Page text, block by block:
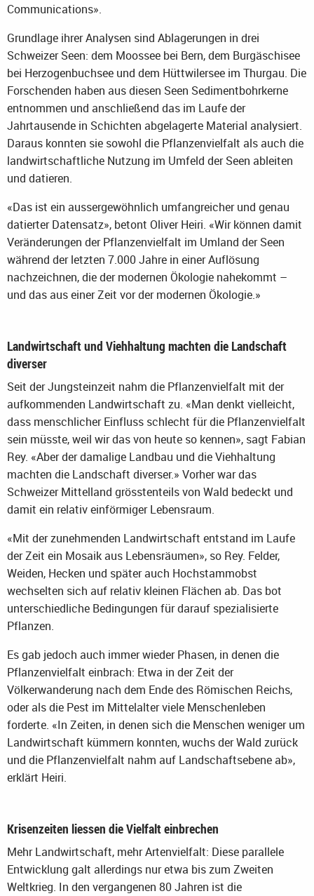
Communications».
Grundlage ihrer Analysen sind Ablagerungen in drei
Schweizer Seen: dem Moossee bei Bern, dem Burgäschisee
bei Herzogenbuchsee und dem Hüttwilersee im Thurgau. Die
Forschenden haben aus diesen Seen Sedimentbohrkerne
entnommen und anschließend das im Laufe der
Jahrtausende in Schichten abgelagerte Material analysiert.
Daraus konnten sie sowohl die Pflanzenvielfalt als auch die
landwirtschaftliche Nutzung im Umfeld der Seen ableiten
und datieren.
«Das ist ein aussergewöhnlich umfangreicher und genau
datierter Datensatz», betont Oliver Heiri. «Wir können damit
Veränderungen der Pflanzenvielfalt im Umland der Seen
während der letzten 7.000 Jahre in einer Auflösung
nachzeichnen, die der modernen Ökologie nahekommt –
und das aus einer Zeit vor der modernen Ökologie.»
Landwirtschaft und Viehhaltung machten die Landschaft
diverser
Seit der Jungsteinzeit nahm die Pflanzenvielfalt mit der
aufkommenden Landwirtschaft zu. «Man denkt vielleicht,
dass menschlicher Einfluss schlecht für die Pflanzenvielfalt
sein müsste, weil wir das von heute so kennen», sagt Fabian
Rey. «Aber der damalige Landbau und die Viehhaltung
machten die Landschaft diverser.» Vorher war das
Schweizer Mittelland grösstenteils von Wald bedeckt und
damit ein relativ einförmiger Lebensraum.
«Mit der zunehmenden Landwirtschaft entstand im Laufe
der Zeit ein Mosaik aus Lebensräumen», so Rey. Felder,
Weiden, Hecken und später auch Hochstammobst
wechselten sich auf relativ kleinen Flächen ab. Das bot
unterschiedliche Bedingungen für darauf spezialisierte
Pflanzen.
Es gab jedoch auch immer wieder Phasen, in denen die
Pflanzenvielfalt einbrach: Etwa in der Zeit der
Völkerwanderung nach dem Ende des Römischen Reichs,
oder als die Pest im Mittelalter viele Menschenleben
forderte. «In Zeiten, in denen sich die Menschen weniger um
Landwirtschaft kümmern konnten, wuchs der Wald zurück
und die Pflanzenvielfalt nahm auf Landschaftsebene ab»,
erklärt Heiri.
Krisenzeiten liessen die Vielfalt einbrechen
Mehr Landwirtschaft, mehr Artenvielfalt: Diese parallele
Entwicklung galt allerdings nur etwa bis zum Zweiten
Weltkrieg. In den vergangenen 80 Jahren ist die